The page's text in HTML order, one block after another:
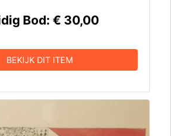
Bod: € 30,00
BEKIJK DIT ITEM